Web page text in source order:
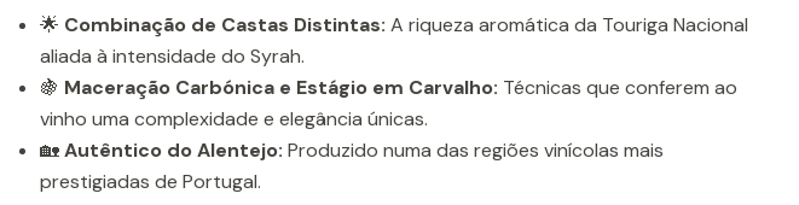
🌟 Combinação de Castas Distintas: A riqueza aromática da Touriga Nacional
aliada à intensidade do Syrah.
🍇 Maceração Carbónica e Estágio em Carvalho: Técnicas que conferem ao
vinho uma complexidade e elegância únicas.
🏡Autêntico do Alentejo: Produzido numa das regiões vinícolas mais
prestigiadas de Portugal.